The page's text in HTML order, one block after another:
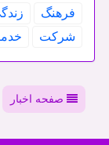
فرهنگ
شركت
صفحه اخبار